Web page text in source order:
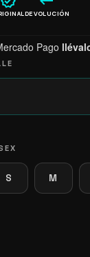
DEVOLUCIÓN
Pago
S M